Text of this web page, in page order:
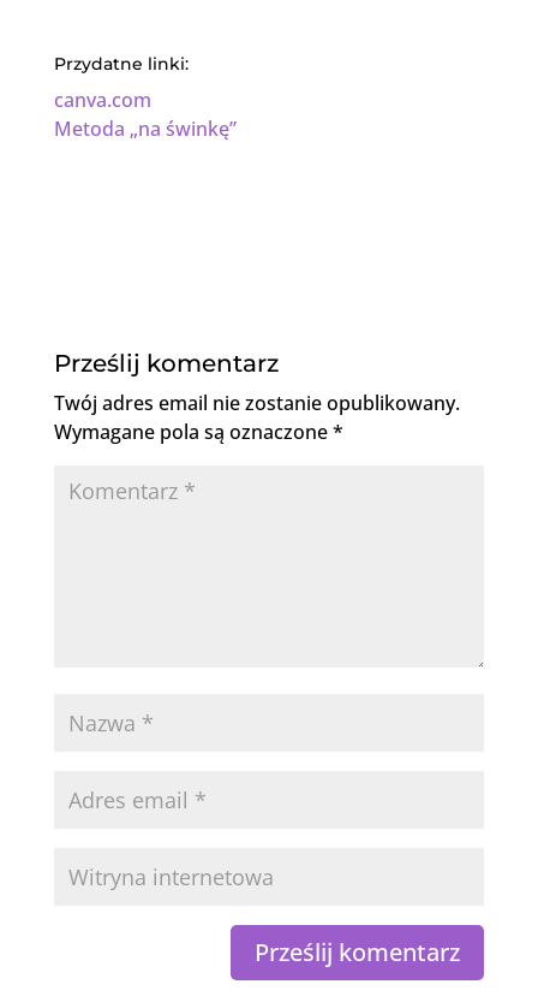
Przydatne linki:
canva.com
Metoda „na świnkę”
Prześlij komentarz
Twój adres email nie zostanie opublikowany.
Wymagane pola są oznaczone*